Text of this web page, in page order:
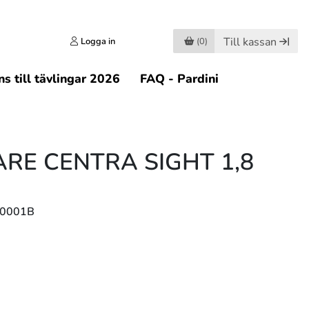
Logga in (0) Till kassan
till tävlingar 2026 FAQ - Pardini
CENTRA SIGHT 1,8